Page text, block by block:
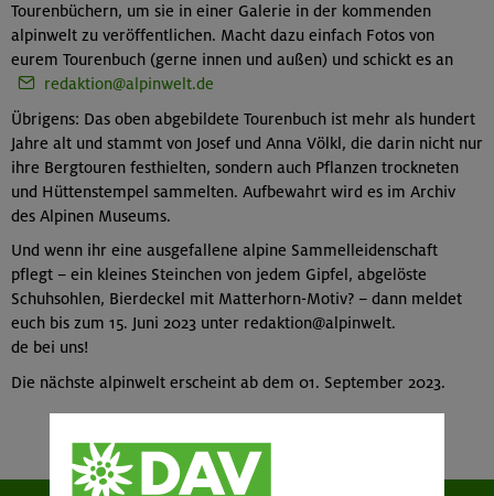
Tourenbüchern, um sie in einer Galerie in der kommenden
alpinwelt zu veröffentlichen. Macht dazu einfach Fotos von
eurem Tourenbuch (gerne innen und außen) und schickt es an
redaktion@alpinwelt.de
Übrigens: Das oben abgebildete Tourenbuch ist mehr als hundert
Jahre alt und stammt von Josef und Anna Völkl, die darin nicht nur
ihre Bergtouren festhielten, sondern auch Pflanzen trockneten
und Hüttenstempel sammelten. Aufbewahrt wird es im Archiv
des Alpinen Museums.
Und wenn ihr eine ausgefallene alpine Sammelleidenschaft
pflegt – ein kleines Steinchen von jedem Gipfel, abgelöste
Schuhsohlen, Bierdeckel mit Matterhorn-Motiv? – dann meldet
euch bis zum 15. Juni 2023 unter redaktion@alpinwelt.
de bei uns!
Die nächste alpinwelt erscheint ab dem 01. September 2023.